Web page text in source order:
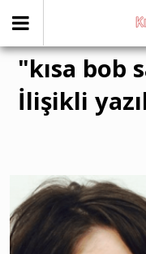
"kısa bob
İlişikli